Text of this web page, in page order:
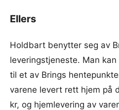
Ellers
Holdbart benytter seg av
leveringstjeneste. Man
til et av Brings
varene levert rett hjem på
kr, og hjemlevering av